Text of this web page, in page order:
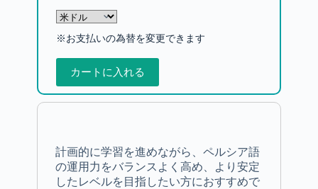
※お支払いの為替を変更できます
カートに入れる
計画的に学習を進めながら、ペルシア語
の運用力をバランスよく高め、より安定
したレベルを目指したい方におすすめで